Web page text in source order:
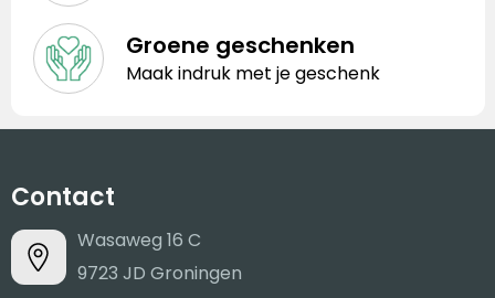
Groene geschenken
Maak indruk met je geschenk
Contact
Wasaweg 16 C
9723 JD Groningen